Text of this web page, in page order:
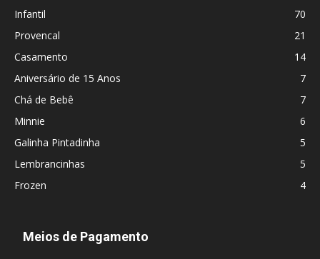
Infantil
70
Provencal
21
Casamento
14
Aniversário de 15 Anos
7
Chá de Bebê
7
Minnie
6
Galinha Pintadinha
5
Lembrancinhas
5
Frozen
4
Meios de Pagamento